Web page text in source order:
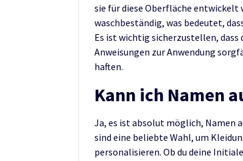
sie für diese Oberfläche entwickelt
waschbeständig, was bedeutet,
Es ist wichtig sicherzustellen, dass
Anweisungen zur Anwendung
haften.
Kann ich Namen
Ja, es ist absolut möglich, Namen
sind eine beliebte Wahl, um
personalisieren. Ob du deine